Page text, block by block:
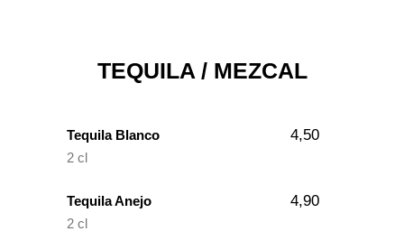
TEQUILA / MEZCAL
Tequila Blanco 4,50
2 cl
Tequila Anejo 4,90
2 cl